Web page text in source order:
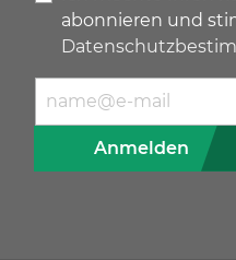
abonnieren und
E-Mail Adresse
Anmelden